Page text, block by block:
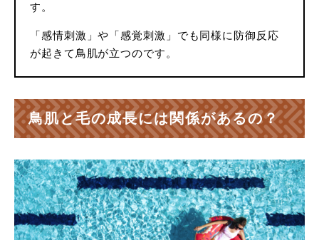
す。
「感情刺激」や「感覚刺激」でも同様に防御反応
が起きて鳥肌が立つのです。
鳥肌と毛の成長には関係があるの？